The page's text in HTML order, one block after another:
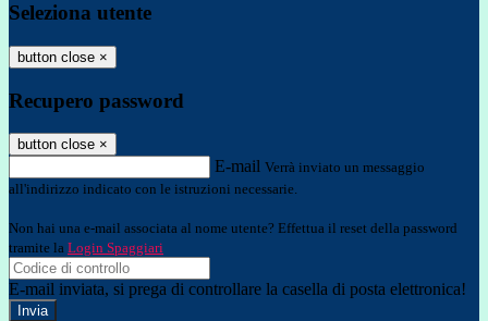
Seleziona utente
button close ×
Recupero password
button close ×
E-mail Verrà inviato un messaggio
all'indirizzo indicato con le istruzioni necessarie.
Non hai una e-mail associata al nome utente? Effettua il reset della password
tramite la Login Spaggiari
E-mail inviata, si prega di controllare la casella di posta elettronica!